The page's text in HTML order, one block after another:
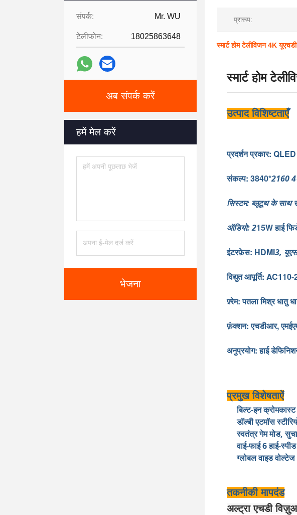
संपर्क: Mr. WU
टेलीफोन: 18025863648
अब संपर्क करें
हमें मेल करें
भेजना
प्रारूप:
स्मार्ट होम टेलीविजन 4K
स्मार्ट होम
उत्पाद विशिष्टताएँ
प्रदर्शन प्रकार:
संकल्प: 3840*2160
सिस्टम: ब्लूटूथ के साथ
ऑडियो: 215W हाई
इंटरफ़ेस: HDMI3,
विद्युत आपूर्ति:
फ़्रेम: पतला मिश्र धातु
फ़ंक्शन: एचडीआर,
अनुप्रयोग: हाई
प्रमुख विशेषताऐं
बिल्ट-इन
डॉल्बी एटमॉस
स्वतंत्र गेम मोड,
वाई-फाई 6 हाई-
ग्लोबल वाइड
तकनीकी मापदंड
अल्ट्रा एचडी